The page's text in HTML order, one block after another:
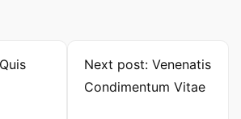
Next post: Venenatis
Condimentum Vitae